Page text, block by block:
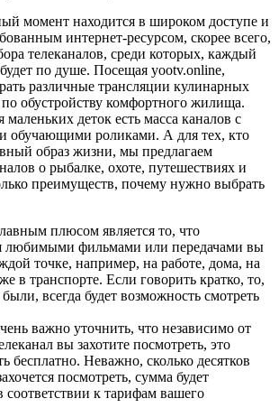
момент находится в широком доступе и
интернет-ресурсом, скорее всего,
телеканалов, среди которых, каждый
по душе. Посещая yootv.online,
различные трансляции кулинарных
обустройству комфортного жилища.
деток есть масса каналов с
обучающими роликами. А для тех, кто
образ жизни, мы предлагаем
о рыбалке, охоте, путешествиях и
преимуществ, почему нужно выбрать
плюсом является то, что
любимыми фильмами или передачами вы
точке, например, на работе, дома, на
в транспорте. Если говорить кратко, то,
всегда будет возможность смотреть
важно уточнить, что независимо от
вы захотите посмотреть, это
бесплатно. Неважно, сколько десятков
посмотреть, сумма будет
соответствии к тарифам вашего